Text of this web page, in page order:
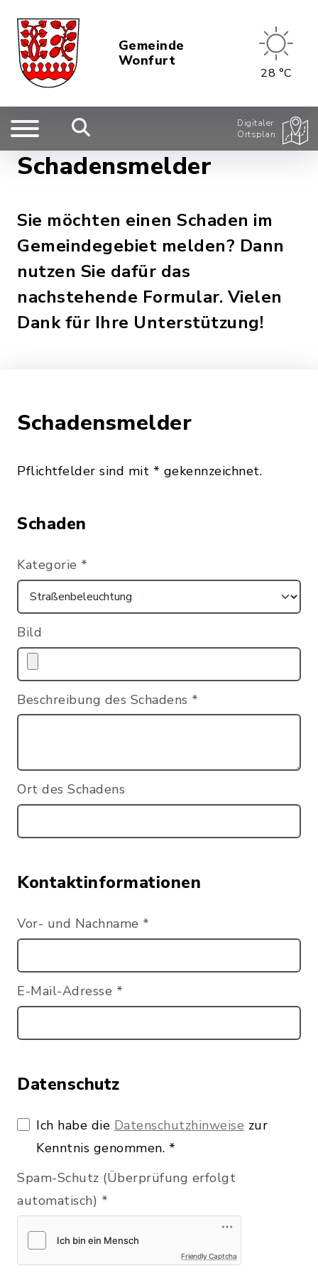
Gemeinde
Wonfurt
28 °C
Digitaler
Ortsplan
Schadensmelder
Sie möchten einen Schaden im
Gemeindegebiet melden? Dann
nutzen Sie dafür das
nachstehende Formular. Vielen
Dank für Ihre Unterstützung!
Schadensmelder
Pflichtfelder sind mit * gekennzeichnet.
Schaden
Kategorie *
Bild
Beschreibung des Schadens *
Ort des Schadens
Kontaktinformationen
Vor- und Nachname *
E-Mail-Adresse *
Datenschutz
Ich habe die Datenschutzhinweise zur
Kenntnis genommen. *
Spam-Schutz (Überprüfung erfolgt
automatisch) *
Friendly Captcha